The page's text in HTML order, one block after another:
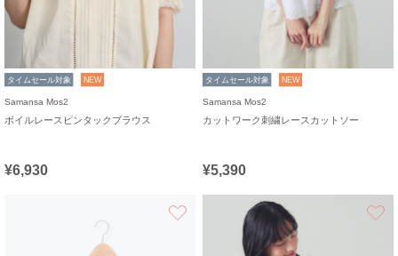
タイムセール対象 NEW
Samansa Mos2
ボイルレースピンタックブラウス
¥6,930
タイムセール対象 NEW
Samansa Mos2
カットワーク刺繍レースカットソー
¥5,390